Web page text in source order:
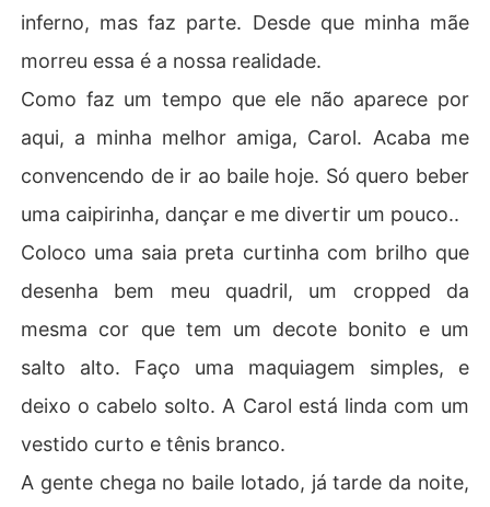
baixos, desencontros, brigas.. mas com muito amor env
olvido..
Você não vai se arrepender de investir seu tempo nessa
inferno, mas faz parte. Desde que minha mãe
morreu essa é a nossa realidade.
Como faz um tempo que ele não aparece por
aqui, a minha melhor amiga, Carol. Acaba me
convencendo de ir ao baile hoje. Só quero beber
uma caipirinha, dançar e me divertir um pouco..
Coloco uma saia preta curtinha com brilho que
desenha bem meu quadril, um cropped da
mesma cor que tem um decote bonito e um
salto alto. Faço uma maquiagem simples, e
deixo o cabelo solto. A Carol está linda com um
vestido curto e tênis branco.
A gente chega no baile lotado, já tarde da noite,